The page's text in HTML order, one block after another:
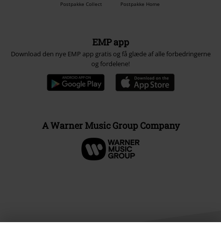
Postpakke Collect Postpakke Home
EMP app
Download den nye EMP app gratis og få glæde af alle forbedringerne
og fordelene!
A Warner Music Group Company